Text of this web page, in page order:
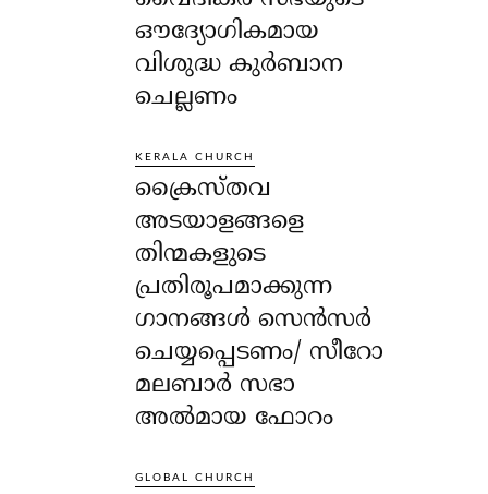
ഔദ്യോഗികമായ
വിശുദ്ധ കുർബാന
ചെല്ലണം
KERALA CHURCH
ക്രൈസ്തവ
അടയാളങ്ങളെ
തിന്മകളുടെ
പ്രതിരൂപമാക്കുന്ന
ഗാനങ്ങൾ സെൻസർ
ചെയ്യപ്പെടണം/ സീറോ
മലബാർ സഭാ
അൽമായ ഫോറം
GLOBAL CHURCH